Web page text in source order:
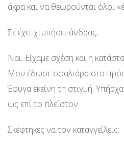
άκρα και να θεωρούνται όλοι
Σε έχει χτυπήσει άνδρας;
Ναι. Είχαμε σχέση και η
Μου έδωσε σφαλιάρα στο
Έφυγα εκείνη τη στιγμή.
ως επί το πλείστον.
Σκέφτηκες να τον καταγγείλεις;